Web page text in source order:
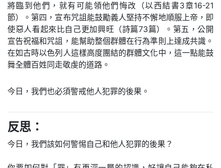
將臨到他們，就有可能領他們悔改（以西結書3章16-21
節）。第四，宣布咒詛能鼓勵義人堅持不懈地順服上帝，即
使惡人看起來比自己更加興旺（詩篇73篇）。第五，公開
宣告祝福和咒詛，能幫助整個群體在行為準則上達成共識。
在如古時以色列人這樣高度團結的群體文化中，這一點能鼓
舞全體百姓同走敬虔的道路。
今日，我們也必須警戒他人犯罪的後果。
反思：
今日，我們該如何警惕自己和他人犯罪的後果？